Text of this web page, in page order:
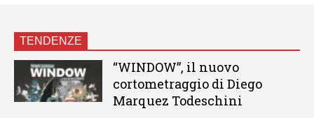
TENDENZE
“WINDOW”, il nuovo
cortometraggio di Diego
Marquez Todeschini